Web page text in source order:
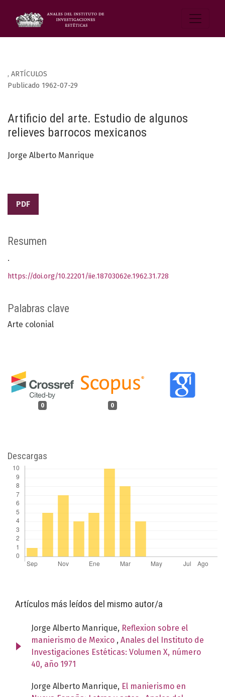
, ARTÍCULOS
Artificio del arte. Estudio de algunos
relieves barrocos mexicanos
Publicado 1962-07-29
Jorge Alberto Manrique
PDF
Palabras clave
Arte colonial
0 0
Resumen
.
https://doi.org/10.22201/iie.18703062e.1962.31.728
Descargas
Artículos más leídos del mismo autor/a
Jorge Alberto Manrique, Reflexion sobre el
manierismo de Mexico , Anales del Instituto de
Investigaciones Estéticas: Volumen X, número
40, año 1971
Jorge Alberto Manrique, El manierismo en